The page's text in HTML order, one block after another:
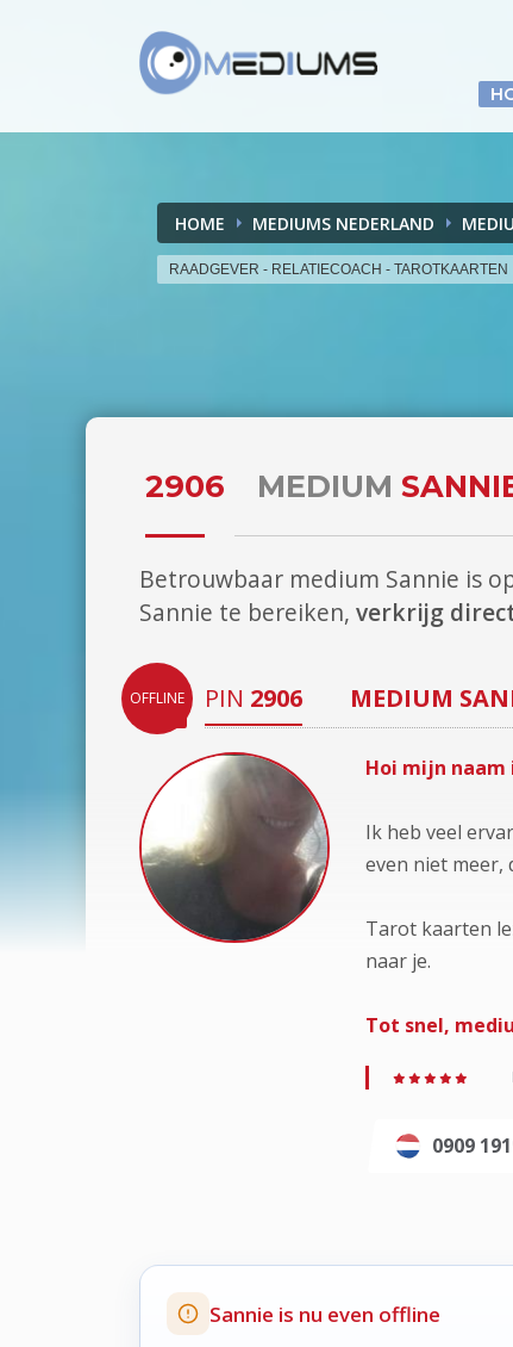
HOME MEDIUMS NEDERLAND
RAADGEVER - RELATIECOACH - TAROTKAARTEN
2906 MEDIUM
Betrouwbaar medium Sannie is
Sannie te bereiken, verkrijg
OFFLINE PIN 2906 MEDIUM
Hoi mijn naam
Ik heb veel
even niet meer,
Tarot kaarten
naar je.
Tot snel,
0909
Sannie is nu even offline